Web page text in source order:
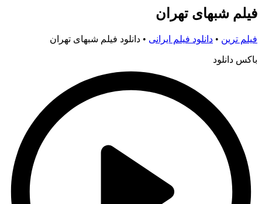
فیلم شبهای تهران
فیلم ترین • دانلود فیلم ایرانی • دانلود فیلم شبهای تهران
باکس دانلود